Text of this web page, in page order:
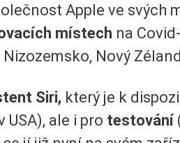
Apple ve svých
místech na
Nový
Siri, který je k
USA), ale i pro testování